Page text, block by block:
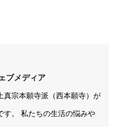
ブメディア
真宗本願寺派（西本願寺）が
す。 私たちの生活の悩みや